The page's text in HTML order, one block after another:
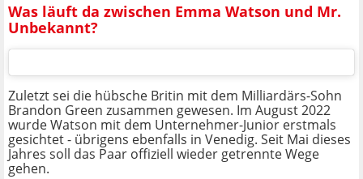
Was läuft da zwischen Emma Watson und Mr.
Unbekannt?
Zuletzt sei die hübsche Britin mit dem Milliardärs-Sohn
Brandon Green zusammen gewesen. Im August 2022
wurde Watson mit dem Unternehmer-Junior erstmals
gesichtet - übrigens ebenfalls in Venedig. Seit Mai dieses
Jahres soll das Paar offiziell wieder getrennte Wege
gehen.